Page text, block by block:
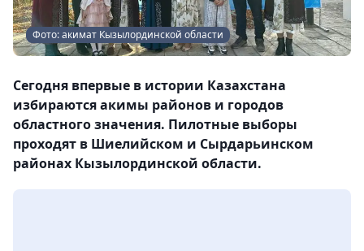
Фото: акимат Кызылординской области
Сегодня впервые в истории Казахстана
избираются акимы районов и городов
областного значения. Пилотные выборы
проходят в Шиелийском и Сырдарьинском
районах Кызылординской области.